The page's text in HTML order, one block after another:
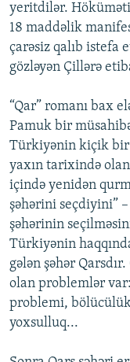
yeritdilər.
18 maddəlik
çarəsiz qalıb istefa
gözləyən Çillərə
“Qar” romanı bax
Pamuk bir
Türkiyənin kiçik
yaxın tarixində
içində yenidən
şəhərini seçdiyini”
şəhərinin
Türkiyənin
gələn şəhər
olan problemlər
problemi,
yoxsulluq...